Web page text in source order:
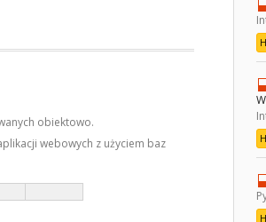
obiektowo.
webowych z użyciem baz